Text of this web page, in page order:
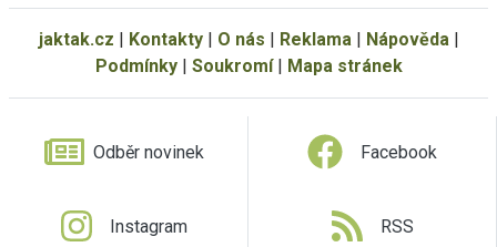
jaktak.cz | Kontakty| O nás | Reklama| Nápověda|
Podmínky| Soukromí| Mapa stránek
Odběr novinek Facebook
Instagram RSS